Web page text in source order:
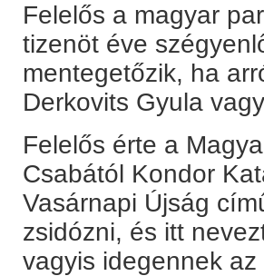
Felelős a magyar
tizenöt éve
mentegetőzik, ha
Derkovits Gyula
Felelős érte a
Csabától Kondor
Vasárnapi Újság
zsidózni, és itt
vagyis idegennek